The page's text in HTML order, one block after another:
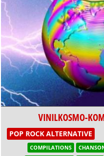
VINILKOSMO-
POP ROCK ALTERNATIVE
COMPILATIONS